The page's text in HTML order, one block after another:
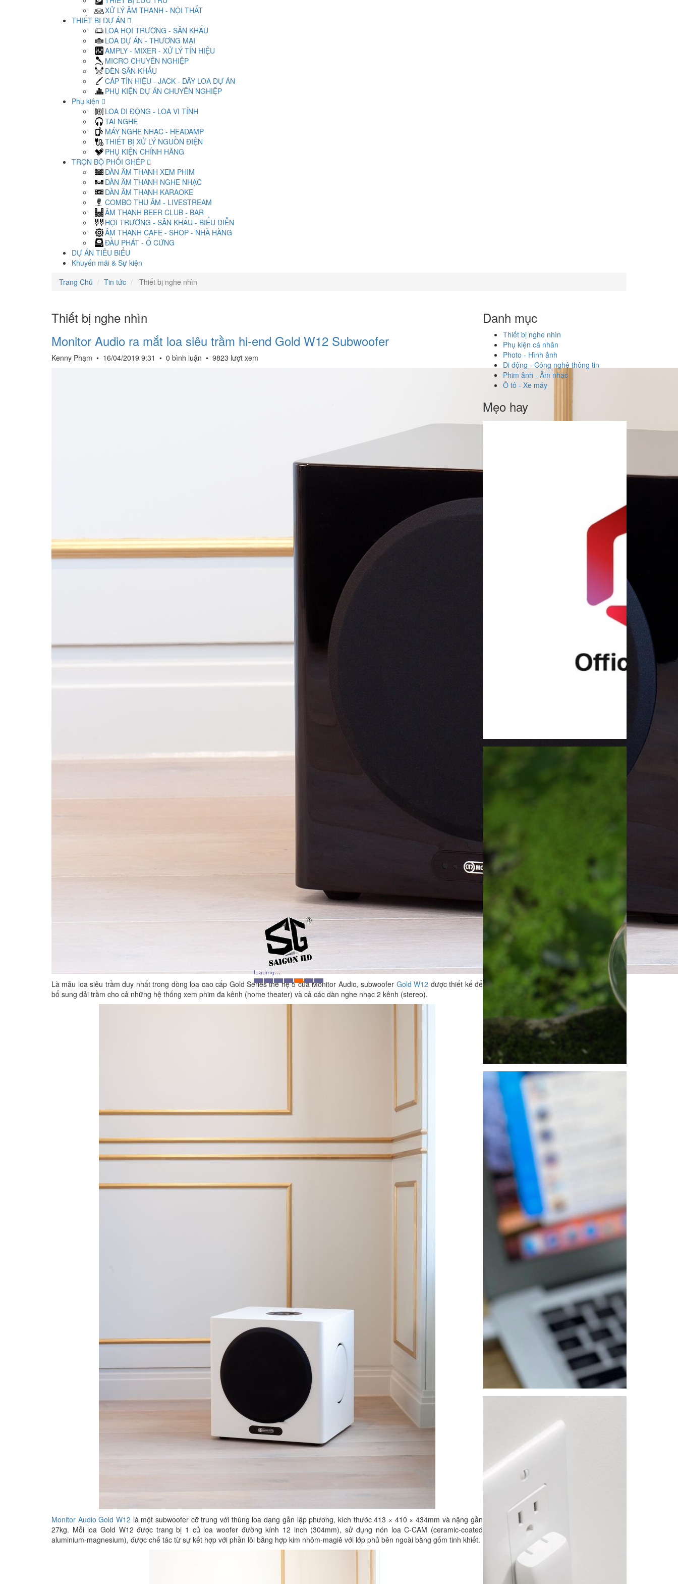
XỬ LÝ ÂM THANH - NỘI THẤT
THIẾT BỊ DỰ ÁN
LOA HỘI TRƯỜNG - SÂN KHẤU
LOA DỰ ÁN - THƯƠNG MẠI
AMPLY - MIXER - XỬ LÝ TÍN HIỆU
MICRO CHUYÊN NGHIỆP
ĐÈN SÂN KHẤU
CÁP TÍN HIỆU - JACK - DÂY LOA DỰ ÁN
PHỤ KIỆN DỰ ÁN CHUYÊN NGHIỆP
Phụ kiện
LOA DI ĐỘNG - LOA VI TÍNH
TAI NGHE
MÁY NGHE NHẠC - HEADAMP
THIẾT BỊ XỬ LÝ NGUỒN ĐIỆN
PHỤ KIỆN CHÍNH HÃNG
TRỌN BỘ PHỐI GHÉP
DÀN ÂM THANH XEM PHIM
DÀN ÂM THANH NGHE NHẠC
DÀN ÂM THANH KARAOKE
COMBO THU ÂM - LIVESTREAM
ÂM THANH BEER CLUB - BAR
HỘI TRƯỜNG - SÂN KHẤU - BIỂU DIỄN
ÂM THANH CAFE - SHOP - NHÀ HÀNG
ĐẦU PHÁT - Ổ CỨNG
DỰ ÁN TIÊU BIỂU
Khuyến mãi & Sự kiện
Trang Chủ
Tin tức Thiết bị nghe nhìn
Thiết bị nghe nhìn
Monitor Audio ra mắt loa siêu trầm hi-end Gold W12 Subwoofer
Kenny Phạm • 16/04/2019 9:31 • 0 bình luận • 9823 lượt xem
Là mẫu loa siêu trầm duy nhất trong dòng loa cao cấp Gold Series thế hệ 5 của Monitor Audio, subwoofer Gold W12 được thiết kế để
bổ sung dải trầm cho cả những hệ thống xem phim đa kênh (home theater) và cả các dàn nghe nhạc 2 kênh (stereo).
Monitor Audio Gold W12 là một subwoofer cỡ trung với thùng loa dạng gần lập phương, kích thước 413 × 410 × 434mm và nặng gần
27kg. Mỗi loa Gold W12 được trang bị 1 củ loa woofer đường kính 12 inch (304mm), sử dụng nón loa C-CAM (ceramic-coated
aluminium-magnesium), được chế tác từ sự kết hợp với phần lõi bằng hợp kim nhôm-magiê với lớp phủ bên ngoài bằng gốm tinh khiết.
Danh mục
Thiết bị nghe nhìn
Phụ kiện cá nhân
Photo - Hình ảnh
Di động - Công nghệ thông tin
Phim ảnh - Âm nhạc
Ô tô - Xe máy
Mẹo hay